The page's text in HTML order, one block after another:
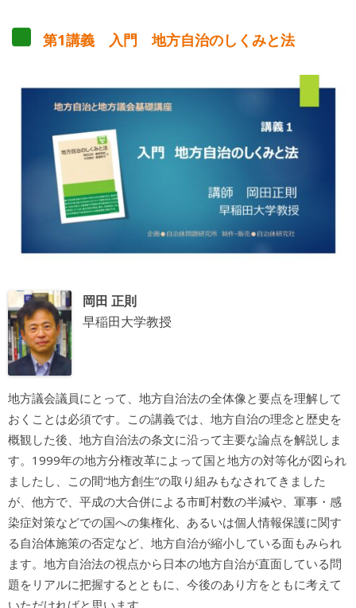
第1講義 入門 地方自治のしくみと法
岡田 正則
早稲田大学教授
地方議会議員にとって、地方自治法の全体像と要点を理解して
おくことは必須です。この講義では、地方自治の理念と歴史を
概観した後、地方自治法の条文に沿って主要な論点を解説しま
す。1999年の地方分権改革によって国と地方の対等化が図られ
ましたし、この間“地方創生”の取り組みもなされてきました
が、他方で、平成の大合併による市町村数の半減や、軍事・感
染症対策などでの国への集権化、あるいは個人情報保護に関す
る自治体施策の否定など、地方自治が縮小している面もみられ
ます。地方自治法の視点から日本の地方自治が直面している問
題をリアルに把握するとともに、今後のあり方をともに考えて
いただければと思います。